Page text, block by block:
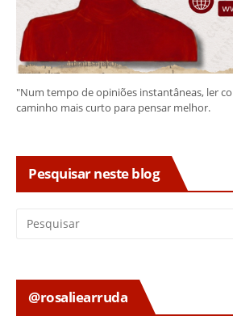
"Num tempo de opiniões instantâneas, ler
caminho mais curto para pensar melhor.
Pesquisar neste blog
@rosaliearruda